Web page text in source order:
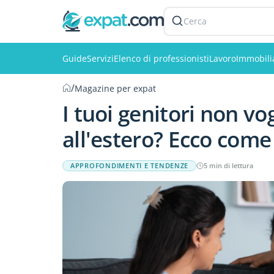
Cerca
GuideServiziElenco di professionistiLavoro
/Magazine per expat
I tuoi genitori non
all'estero? Ecco
APPROFONDIMENTI E TENDENZE 5 min di lettura